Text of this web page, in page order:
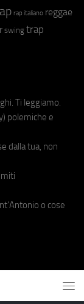
rap italiano reggae
swing trap
Ti leggiamo.
polemiche e
dalla tua, non
o cose